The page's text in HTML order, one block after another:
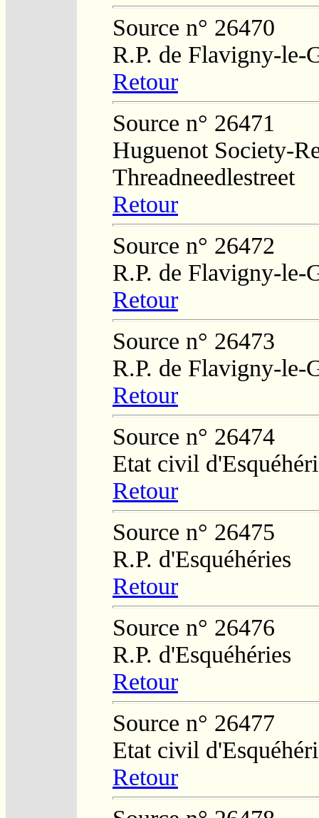
Source n° 26470
R.P. de Flavigny-le-
Retour
Source n° 26471
Huguenot Society-
Threadneedlestreet
Retour
Source n° 26472
R.P. de Flavigny-le-
Retour
Source n° 26473
R.P. de Flavigny-le-
Retour
Source n° 26474
Etat civil
Retour
Source n° 26475
R.P. d'Esquéhéries
Retour
Source n° 26476
R.P. d'Esquéhéries
Retour
Source n° 26477
Etat civil
Retour